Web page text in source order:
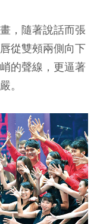
，隨著說話而張
從雙頰兩側向下
的聲線，更逼著
。